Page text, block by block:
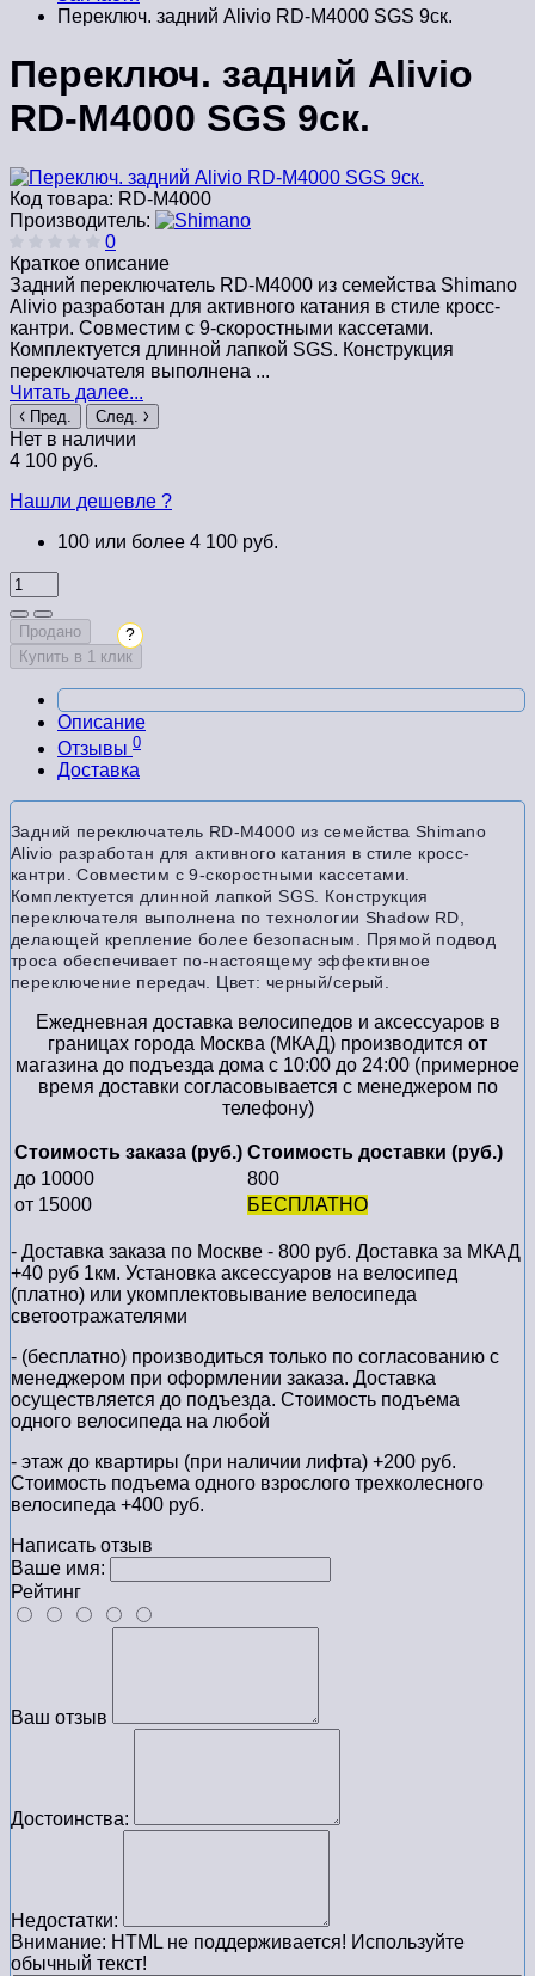
Переключ. задний Alivio RD-M4000 SGS 9ск.
Переключ. задний Alivio
RD-M4000 SGS 9ск.
Код товара: RD-M4000
Производитель:
0
Краткое описание
Задний переключатель RD-M4000 из семейства Shimano
Alivio разработан для активного катания в стиле кросс-
кантри. Совместим с 9-скоростными кассетами.
Комплектуется длинной лапкой SGS. Конструкция
переключателя выполнена ...
Читать далее...
Пред. След.
Нет в наличии
4 100 руб.
Нашли дешевле ?
100 или более 4 100 руб.
Продано
Купить в 1 клик
?
Описание
Отзывы 0
Доставка
Задний переключатель RD-M4000 из семейства Shimano
Alivio разработан для активного катания в стиле кросс-
кантри. Совместим с 9-скоростными кассетами.
Комплектуется длинной лапкой SGS. Конструкция
переключателя выполнена по технологии Shadow RD,
делающей крепление более безопасным. Прямой подвод
троса обеспечивает по-настоящему эффективное
переключение передач. Цвет: черный/серый.
Ежедневная доставка велосипедов и аксессуаров в
границах города Москва (МКАД) производится от
магазина до подъезда дома с 10:00 до 24:00 (примерное
время доставки согласовывается с менеджером по
телефону)
Стоимость заказа (руб.) Стоимость доставки (руб.)
до 10000
800
от 15000
БЕСПЛАТНО
- Доставка заказа по Москве - 800 руб. Доставка за МКАД
+40 руб 1км. Установка аксессуаров на велосипед
(платно) или укомплектовывание велосипеда
светоотражателями
- (бесплатно) производиться только по cогласованию с
менеджером при оформлении заказа. Доставка
осуществляется до подъезда. Стоимость подъема
одного велосипеда на любой
- этаж до квартиры (при наличии лифта) +200 руб.
Стоимость подъема одного взрослого трехколесного
велосипеда +400 руб.
Написать отзыв
Ваше имя:
Рейтинг
Ваш отзыв
Достоинства:
Недостатки:
Внимание: HTML не поддерживается! Используйте
обычный текст!